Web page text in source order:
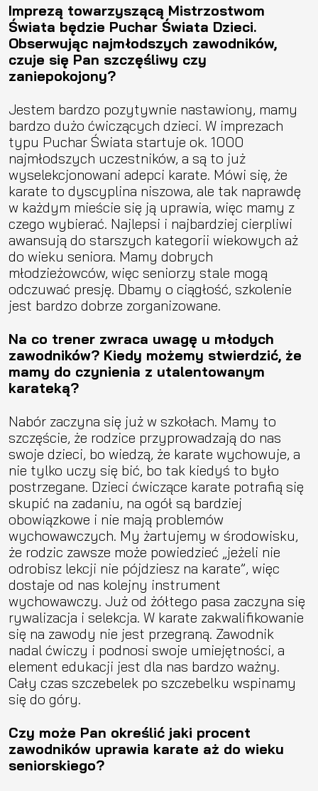
Imprezą towarzyszącą Mistrzostwom
Świata będzie Puchar Świata Dzieci.
Obserwując najmłodszych zawodników,
czuje się Pan szczęśliwy czy
zaniepokojony?
Jestem bardzo pozytywnie nastawiony, mamy
bardzo dużo ćwiczących dzieci. W imprezach
typu Puchar Świata startuje ok. 1000
najmłodszych uczestników, a są to już
wyselekcjonowani adepci karate. Mówi się, że
karate to dyscyplina niszowa, ale tak naprawdę
w każdym mieście się ją uprawia, więc mamy z
czego wybierać. Najlepsi i najbardziej cierpliwi
awansują do starszych kategorii wiekowych aż
do wieku seniora. Mamy dobrych
młodzieżowców, więc seniorzy stale mogą
odczuwać presję. Dbamy o ciągłość, szkolenie
jest bardzo dobrze zorganizowane.
Na co trener zwraca uwagę u młodych
zawodników? Kiedy możemy stwierdzić, że
mamy do czynienia z utalentowanym
karateką?
Nabór zaczyna się już w szkołach. Mamy to
szczęście, że rodzice przyprowadzają do nas
swoje dzieci, bo wiedzą, że karate wychowuje, a
nie tylko uczy się bić, bo tak kiedyś to było
postrzegane. Dzieci ćwiczące karate potrafią się
skupić na zadaniu, na ogół są bardziej
obowiązkowe i nie mają problemów
wychowawczych. My żartujemy w środowisku,
że rodzic zawsze może powiedzieć „jeżeli nie
odrobisz lekcji nie pójdziesz na karate”, więc
dostaje od nas kolejny instrument
wychowawczy. Już od żółtego pasa zaczyna się
rywalizacja i selekcja. W karate zakwalifikowanie
się na zawody nie jest przegraną. Zawodnik
nadal ćwiczy i podnosi swoje umiejętności, a
element edukacji jest dla nas bardzo ważny.
Cały czas szczebelek po szczebelku wspinamy
się do góry.
Czy może Pan określić jaki procent
zawodników uprawia karate aż do wieku
seniorskiego?